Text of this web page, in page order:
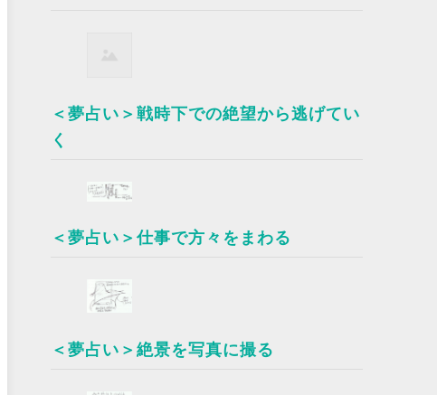
＜夢占い＞戦時下での絶望から逃げてい
く
＜夢占い＞仕事で方々をまわる
＜夢占い＞絶景を写真に撮る